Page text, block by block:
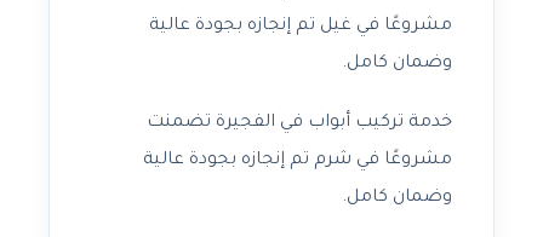
مشروعًا في غيل تم إنجازه بجودة عالية
وضمان كامل.
خدمة تركيب أبواب في الفجيرة تضمنت
مشروعًا في شرم تم إنجازه بجودة عالية
وضمان كامل.